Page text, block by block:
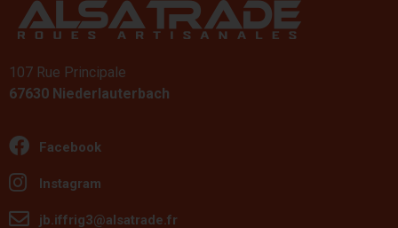
107 Rue Principale
67630 Niederlauterbach
Facebook
Instagram
jb.iffrig3@alsatrade.fr